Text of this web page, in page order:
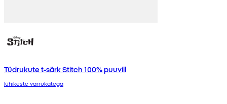
Tüdrukute t-särk Stitch 100% puuvill
lühikeste varrukatega